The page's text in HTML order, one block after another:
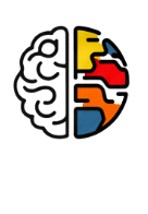
contenido